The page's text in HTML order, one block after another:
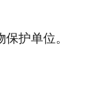
护单位。